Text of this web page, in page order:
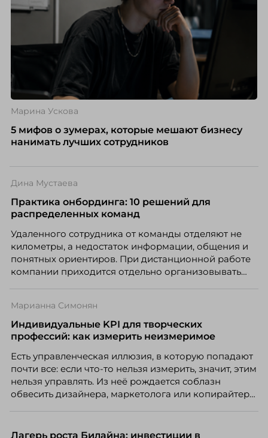
Марина Ускова
5 мифов о зумерах, которые мешают бизнесу
нанимать лучших сотрудников
Дина Мустаева
Практика онбординга: 10 решений для
распределенных команд
Удаленного сотрудника от команды отделяют не
километры, а недостаток информации, общения и
понятных ориентиров. При дистанционной работе
компании приходится отдельно организовывать
по работе с персоналом Инфомаксимум,
рассказывает, как выстроить адаптацию
распределенной команды без лишнего контроля и
Марианна Симонян
Индивидуальные KPI для творческих
профессий: как измерить неизмеримое
Есть управленческая иллюзия, в которую попадают
почти все: если что-то нельзя измерить, значит, этим
нельзя управлять. Из неё рождается соблазн
обвесить дизайнера, маркетолога или копирайтера
Проблема в том, что так мы измеряем не ценность,
Лагерь роста Билайна: инвестиции в